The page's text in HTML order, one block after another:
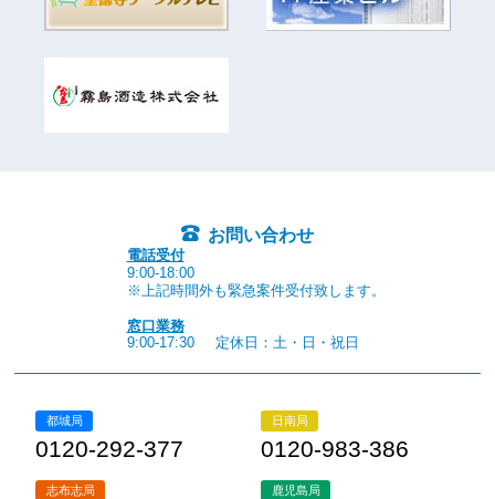
お問い合わせ
電話受付
9:00-18:00
※上記時間外も緊急案件受付致します。
窓口業務
9:00-17:30
定休日：土・日・祝日
都城局
0120-292-377
日南局
0120-983-386
志布志局 鹿児島局